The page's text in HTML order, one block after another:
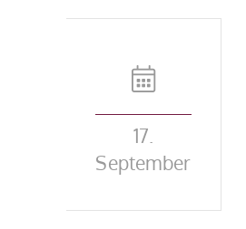
17.
September